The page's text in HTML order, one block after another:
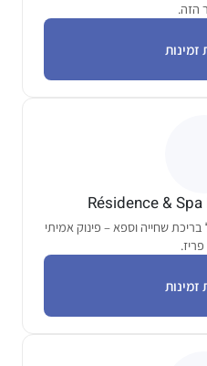
הזה.
זמינות
Résidence &
שחייה וספא – פינוק אמיתי
זמינות